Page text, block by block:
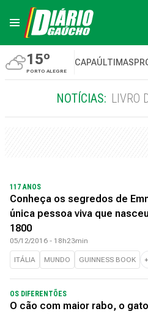
15º
PORTO ALEGRE
CAPAÚLTIMAS
NOTÍCIAS: LIVRO
117 ANOS
Conheça os segredos de
única pessoa viva que
1800
05/12/2016 - 18h23min
ITÁLIA MUNDO GUINNESS BOOK +
OS DIFERENTÕES
O cão com maior rabo, o